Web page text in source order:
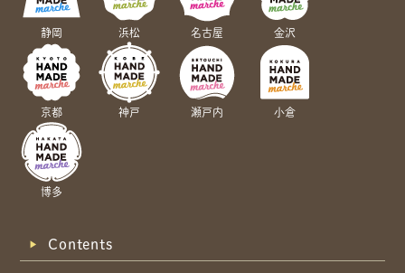
静岡 浜松 名古屋 金沢
京都 神戸 瀬戸内 小倉
博多
Contents